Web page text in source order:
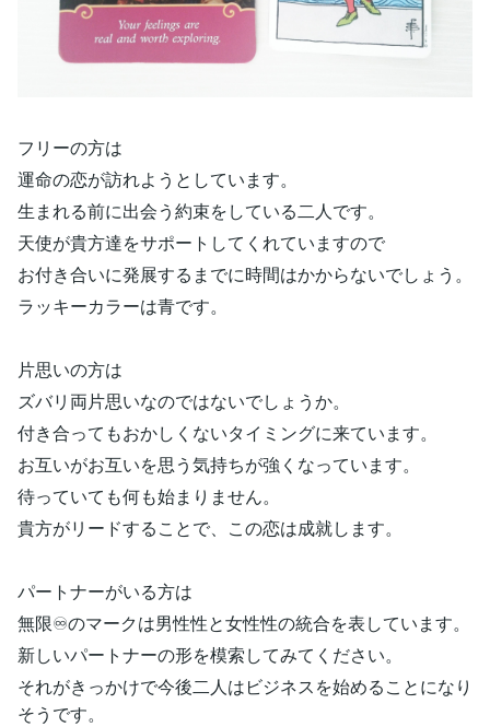
フリーの方は
運命の恋が訪れようとしています。
生まれる前に出会う約束をしている二人です。
天使が貴方達をサポートしてくれていますので
お付き合いに発展するまでに時間はかからないでしょう。
ラッキーカラーは青です。
片思いの方は
ズバリ両片思いなのではないでしょうか。
付き合ってもおかしくないタイミングに来ています。
お互いがお互いを思う気持ちが強くなっています。
待っていても何も始まりません。
貴方がリードすることで、この恋は成就します。
パートナーがいる方は
無限♾️のマークは男性性と女性性の統合を表しています。
新しいパートナーの形を模索してみてください。
それがきっかけで今後二人はビジネスを始めることになり
そうです。